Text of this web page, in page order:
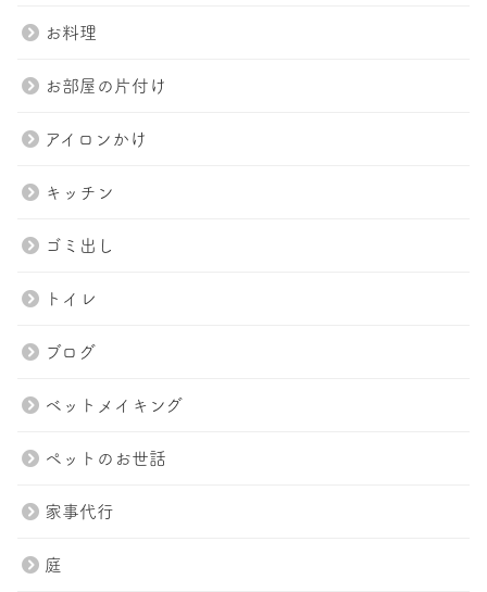
お料理
お部屋の片付け
アイロンかけ
キッチン
ゴミ出し
トイレ
ブログ
ベットメイキング
ペットのお世話
家事代行
庭